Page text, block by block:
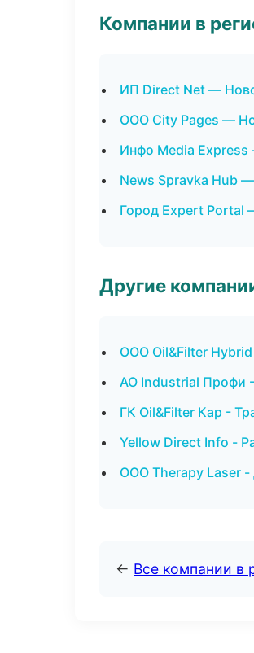
Компании в
ИП Direct Net —
ООО City Pages —
Инфо Media
News Spravka Hub
Город Expert Portal
Другие
ООО Oil&Filter
АО Industrial Профи -
ГК Oil&Filter Кар -
Yellow Direct Info -
ООО Therapy Laser -
← Все компании в